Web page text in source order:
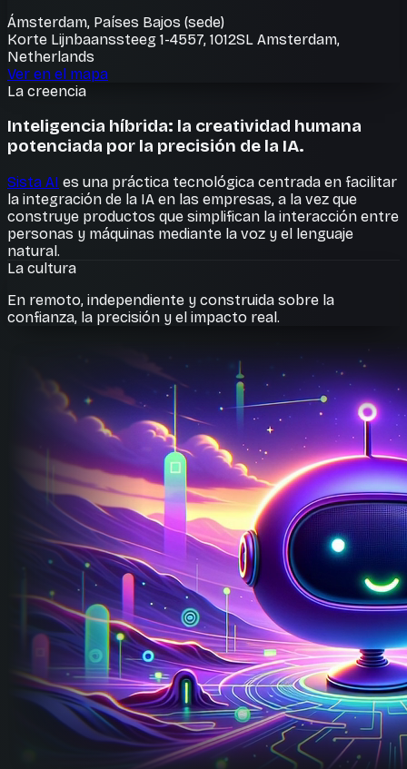
Ámsterdam, Países Bajos (sede)
Korte Lijnbaanssteeg 1-4557, 1012SL Amsterdam,
Netherlands
Ver en el mapa
La creencia
Inteligencia híbrida: la creatividad humana
potenciada por la precisión de la IA.
Sista AI es una práctica tecnológica centrada en facilitar
la integración de la IA en las empresas, a la vez que
construye productos que simplifican la interacción entre
personas y máquinas mediante la voz y el lenguaje
natural.
La cultura
En remoto, independiente y construida sobre la
confianza, la precisión y el impacto real.